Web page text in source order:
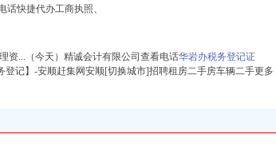
快捷代办工商执照、
资...（今天）精诚会计有限公司查看电话华岩办税务登记证
登记】-安顺赶集网安顺[切换城市]招聘租房二手房车辆二手更多